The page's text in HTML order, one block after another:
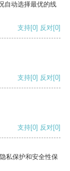
自动选择最优的线
支持[0] 反对[0]
支持[0] 反对[0]
支持[0] 反对[0]
私保护和安全性保